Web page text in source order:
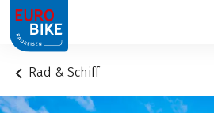
1
Rad & Schiff